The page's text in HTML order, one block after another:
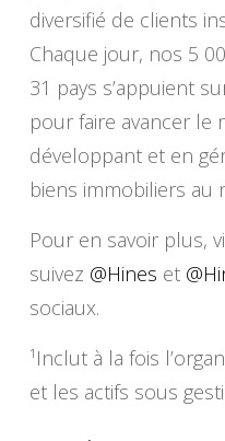
diversifié de clients
Chaque jour, nos 5
31 pays s’appuient
pour faire avancer le
développant et en
biens immobiliers au
Pour en savoir plus,
suivez @Hines et
sociaux.
¹Inclut à la fois
et les actifs sous